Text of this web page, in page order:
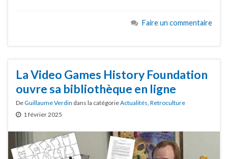
Faire un commentaire
La Video Games History Foundation
ouvre sa bibliothèque en ligne
DeGuillaume Verdin dans la catégorieActualités Retroculture
1 février 2025